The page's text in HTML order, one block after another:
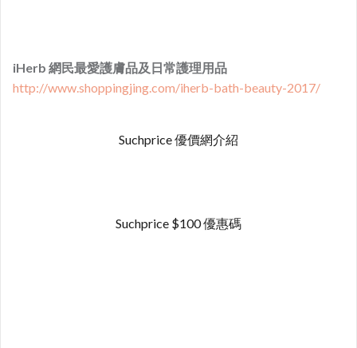
iHerb 網民最愛護膚品及日常護理用品
http://www.shoppingjing.com/iherb-bath-beauty-2017/
Suchprice 優價網介紹
Suchprice $100 優惠碼